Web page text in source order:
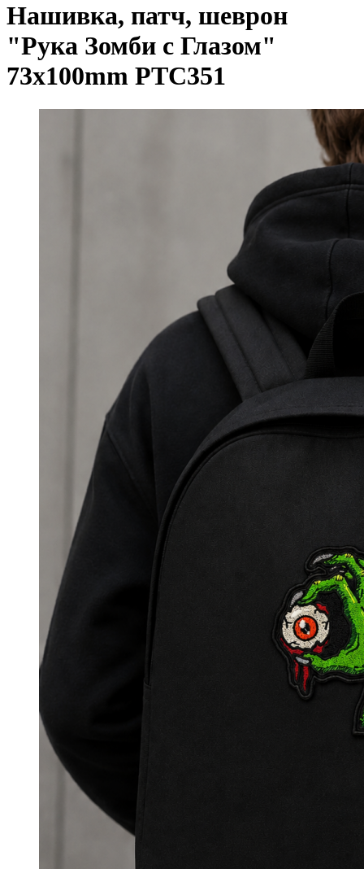
Нашивка, патч, шеврон
"Рука Зомби с Глазом"
73x100mm PTC351